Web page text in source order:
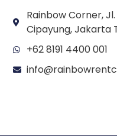
Rainbow Corner, Jl.
Cipayung, Jakarta
+62 8191 4400 001